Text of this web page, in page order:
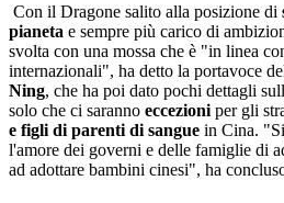
Con il Dragone salito alla posizione di
pianeta e sempre più carico di
svolta con una mossa che è "in linea
internazionali", ha detto la portavoce
Ning, che ha poi dato pochi dettagli
solo che ci saranno eccezioni per gli
e figli di parenti di sangue in Cina.
l'amore dei governi e delle famiglie di
ad adottare bambini cinesi", ha